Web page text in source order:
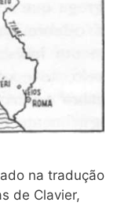
na tradução
de Clavier,